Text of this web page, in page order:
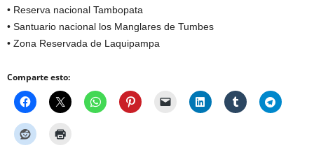
• Reserva nacional Tambopata
• Santuario nacional los Manglares de Tumbes
• Zona Reservada de Laquipampa
Comparte esto: